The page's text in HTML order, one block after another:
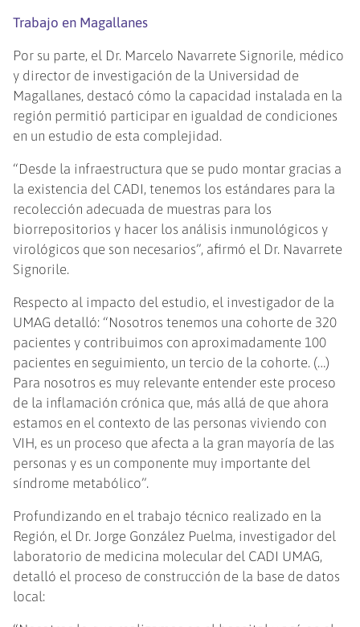
Trabajo en Magallanes
Por su parte, el Dr. Marcelo Navarrete Signorile, médico
y director de investigación de la Universidad de
Magallanes, destacó cómo la capacidad instalada en la
región permitió participar en igualdad de condiciones
en un estudio de esta complejidad.
“Desde la infraestructura que se pudo montar gracias a
la existencia del CADI, tenemos los estándares para la
recolección adecuada de muestras para los
biorrepositorios y hacer los análisis inmunológicos y
virológicos que son necesarios”, afirmó el Dr. Navarrete
Signorile.
Respecto al impacto del estudio, el investigador de la
UMAG detalló: “Nosotros tenemos una cohorte de 320
pacientes y contribuimos con aproximadamente 100
pacientes en seguimiento, un tercio de la cohorte. (…)
Para nosotros es muy relevante entender este proceso
de la inflamación crónica que, más allá de que ahora
estamos en el contexto de las personas viviendo con
VIH, es un proceso que afecta a la gran mayoría de las
personas y es un componente muy importante del
síndrome metabólico”.
Profundizando en el trabajo técnico realizado en la
Región, el Dr. Jorge González Puelma, investigador del
laboratorio de medicina molecular del CADI UMAG,
detalló el proceso de construcción de la base de datos
local: